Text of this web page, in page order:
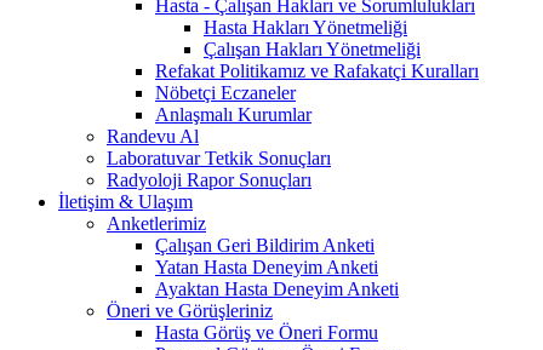
Hasta - Çalışan Hakları ve Sorumlulukları
Hasta Hakları Yönetmeliği
Çalışan Hakları Yönetmeliği
Refakat Politikamız ve Rafakatçi Kuralları
Nöbetçi Eczaneler
Anlaşmalı Kurumlar
Randevu Al
Laboratuvar Tetkik Sonuçları
Radyoloji Rapor Sonuçları
İletişim & Ulaşım
Anketlerimiz
Çalışan Geri Bildirim Anketi
Yatan Hasta Deneyim Anketi
Ayaktan Hasta Deneyim Anketi
Öneri ve Görüşleriniz
Hasta Görüş ve Öneri Formu